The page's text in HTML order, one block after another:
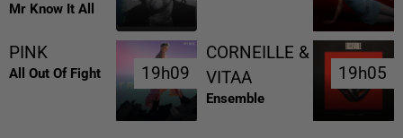
Mr Know It All
PINK
All Out Of Fight 19h09
19h09
CORNEILLE &
VITAA
Ensemble
19h05
19h05